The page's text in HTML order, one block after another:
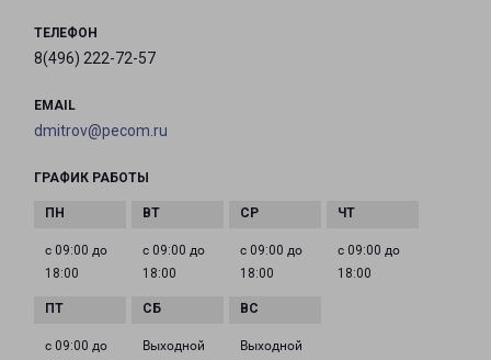
ТЕЛЕФОН
8(496) 222-72-57
EMAIL
dmitrov@pecom.ru
ГРАФИК РАБОТЫ
с 09:00 до
18:00
с 09:00 до
18:00
с 09:00 до
18:00
с 09:00 до
18:00
с 09:00 до
Выходной Выходной